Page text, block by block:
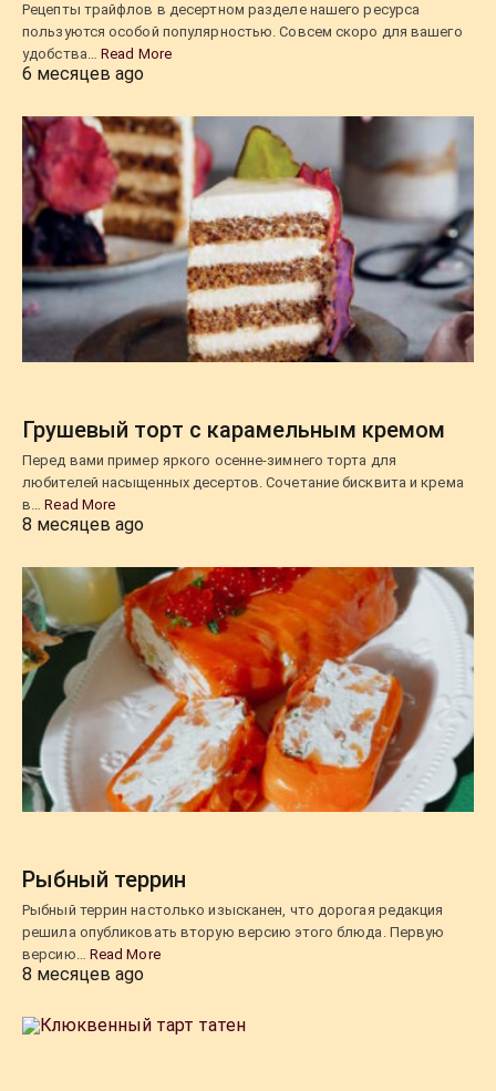
Рецепты трайфлов в десертном разделе нашего ресурса
пользуются особой популярностью. Совсем скоро для вашего
удобства… Read More
6 месяцев ago
Грушевый торт с карамельным кремом
Перед вами пример яркого осенне-зимнего торта для
любителей насыщенных десертов. Сочетание бисквита и крема
в…Read More
8 месяцев ago
Рыбный террин
Рыбный террин настолько изысканен, что дорогая редакция
решила опубликовать вторую версию этого блюда. Первую
версию… Read More
8 месяцев ago